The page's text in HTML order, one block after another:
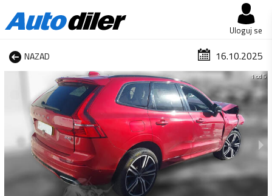
Uloguj se
NAZAD 16.10.2025
1 od 5